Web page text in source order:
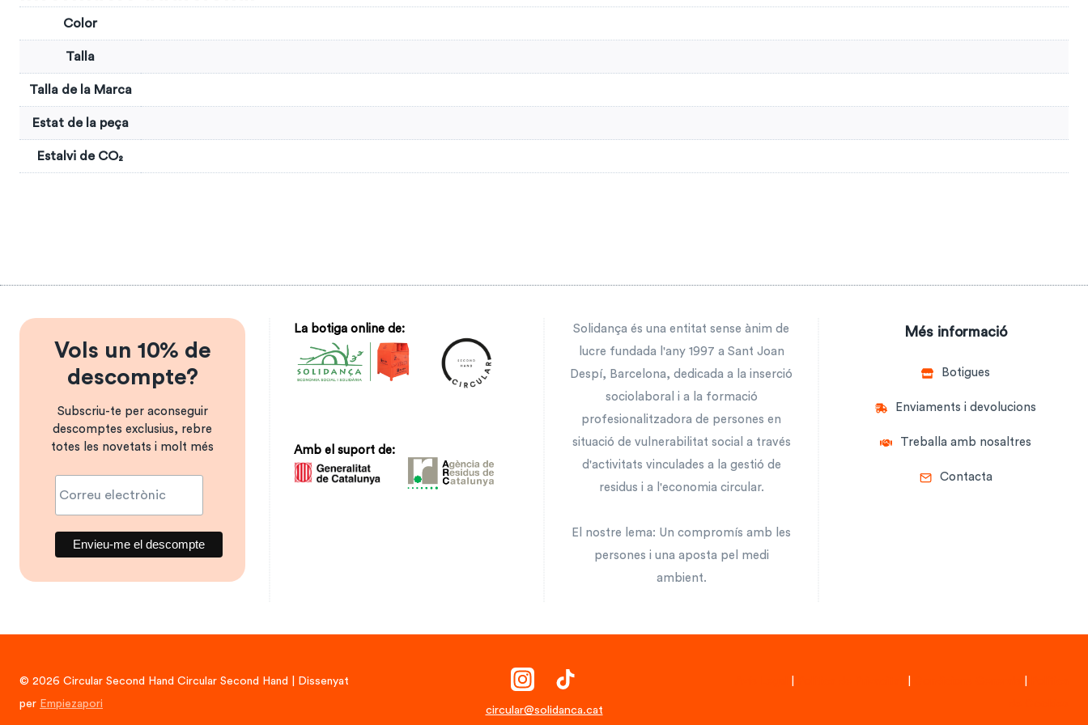
Color
Talla
Talla de la Marca
Estat de la peça
Estalvi de CO₂
Vols un 10% de
descompte?
Subscriu-te per aconseguir
descomptes exclusius, rebre
totes les novetats i molt més
La botiga online de:
Amb el suport de:
Solidança és una entitat sense ànim de
lucre fundada l'any 1997 a Sant Joan
Despí, Barcelona, dedicada a la inserció
sociolaboral i a la formació
profesionalitzadora de persones en
situació de vulnerabilitat social a través
d'activitats vinculades a la gestió de
residus i a l'economia circular.
El nostre lema: Un compromís amb les
persones i una aposta pel medi
ambient.
Més informació
Botigues
Enviaments i devolucions
Treballa amb nosaltres
Contacta
© 2026 Circular Second Hand Circular Second Hand | Dissenyat
per Empiezapori
circular@solidanca.cat